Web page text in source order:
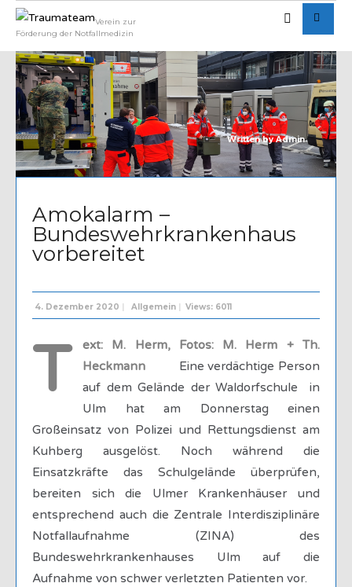
Verein zur
Förderung der Notfallmedizin
Written byAdmin
Amokalarm –
Bundeswehrkrankenhaus
vorbereitet
4. Dezember 2020 Allgemein Views: 6011
T
ext: M. Herm, Fotos: M. Herm + Th.
Heckmann
Eine verdächtige Person
auf dem Gelände der Waldorfschule in
Ulm hat am Donnerstag einen
Großeinsatz von Polizei und Rettungsdienst am
Kuhberg ausgelöst. Noch während die
Einsatzkräfte das Schulgelände überprüfen,
bereiten sich die Ulmer Krankenhäuser und
entsprechend auch die Zentrale Interdisziplinäre
Notfallaufnahme (ZINA) des
Bundeswehrkrankenhauses Ulm auf die
Aufnahme von schwer verletzten Patienten vor.